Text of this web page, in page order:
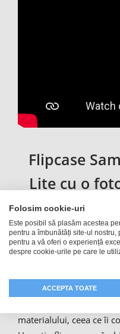
Flipcase
Lite cu o
sau un
Pe lângă variantele
oferim și unflipcase
text la alegere. În
materialului, ceea ce îi
Folosim cookie-uri
Este posibil să plasăm acestea
pentru a îmbunătăți site-ul nostru,
pentru a vă oferi o experiență
despre cookie-urile pe care le
ACCEPTA TOATE